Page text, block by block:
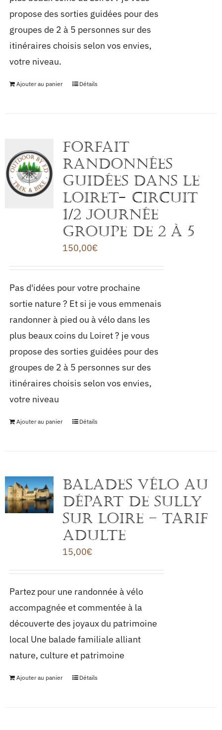
propose des sorties guidées pour des
groupes de 2 à 5 personnes sur des
itinéraires choisis selon vos envies,
votre niveau.
Ajouter au panier Détails
FORFAIT
RANDONNÉES
GUIDÉES DANS LE
LOIRET- Circuit
1/2 journée
groupe de 2 à 5
150,00€
Pas d'idées pour votre prochaine
sortie nature ? Et si je vous emmenais
randonner à pied ou à vélo dans les
plus beaux coins du Loiret ? je vous
propose des sorties guidées pour des
groupes de 2 à 5 personnes sur des
itinéraires choisis selon vos envies,
votre niveau
Ajouter au panier Détails
BALADES VÉLO au
départ de Sully
sur Loire – TARIF
ADULTE
15,00€
Partez pour une randonnée à vélo
accompagnée et commentée à la
découverte des joyaux du patrimoine
local Une balade familiale alliant
nature, culture et patrimoine
Ajouter au panier Détails